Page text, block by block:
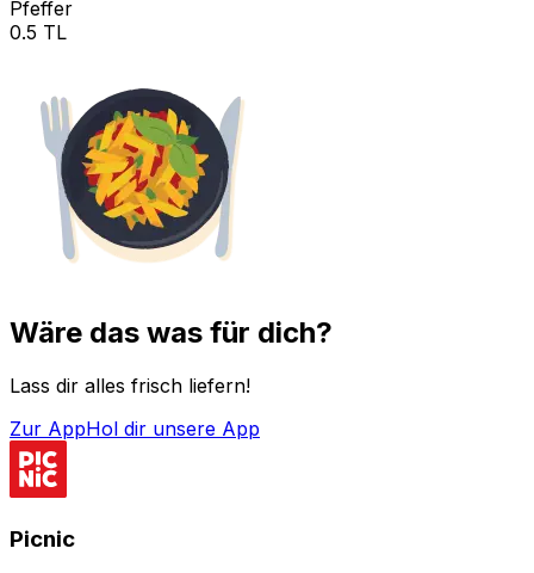
Pfeffer
0.5 TL
Wäre das was für dich?
Lass dir alles frisch liefern!
Zur AppHol dir unsere App
Picnic